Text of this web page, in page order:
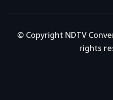
© Copyright NDTV
rights